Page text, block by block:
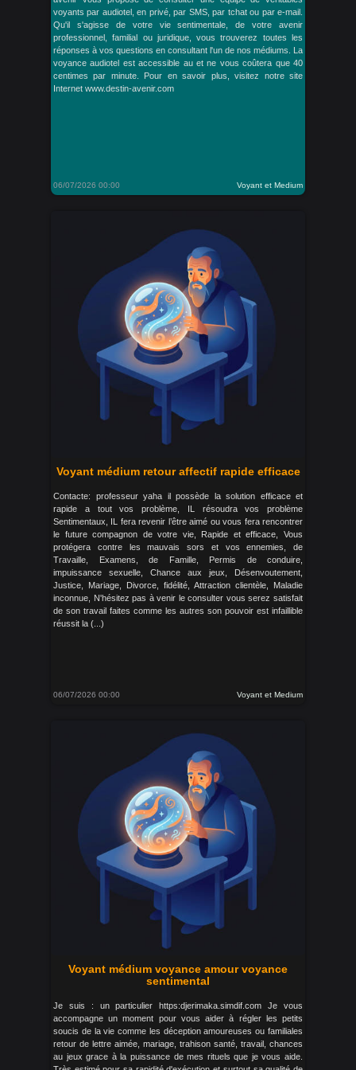
voyants par audiotel, en privé, par SMS, par tchat ou par e-mail.
Qu'il s'agisse de votre vie sentimentale, de votre avenir
professionnel, familial ou juridique, vous trouverez toutes les
réponses à vos questions en consultant l'un de nos médiums. La
voyance audiotel est accessible au et ne vous coûtera que 40
centimes par minute. Pour en savoir plus, visitez notre site
Internet www.destin-avenir.com
06/07/2026 00:00 Voyant et Medium
Voyant médium retour affectif rapide efficace
Contacte: professeur yaha il possède la solution efficace et
rapide a tout vos problème, IL résoudra vos problème
Sentimentaux, IL fera revenir l’être aimé ou vous fera rencontrer
le future compagnon de votre vie, Rapide et efficace, Vous
protégera contre les mauvais sors et vos ennemies, de
Travaille, Examens, de Famille, Permis de conduire,
impuissance sexuelle, Chance aux jeux, Désenvoutement,
Justice, Mariage, Divorce, fidélité, Attraction clientèle, Maladie
inconnue, N'hésitez pas à venir le consulter vous serez satisfait
de son travail faites comme les autres son pouvoir est infaillible
réussit la (...)
06/07/2026 00:00 Voyant et Medium
Voyant médium voyance amour voyance
sentimental
Je suis : un particulier https:djerimaka.simdif.com Je vous
accompagne un moment pour vous aider à régler les petits
soucis de la vie comme les déception amoureuses ou familiales
retour de lettre aimée, mariage, trahison santé, travail, chances
au jeux grace à la puissance de mes rituels que je vous aide.